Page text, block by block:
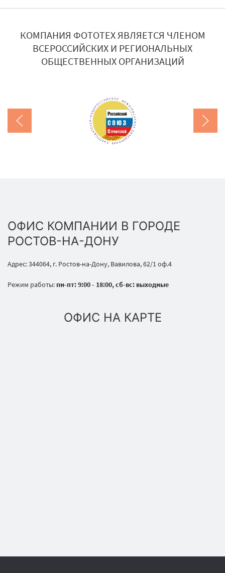
КОМПАНИЯ ФОТОТЕХ ЯВЛЯЕТСЯ ЧЛЕНОМ
ВСЕРОССИЙСКИХ И РЕГИОНАЛЬНЫХ
ОБЩЕСТВЕННЫХ ОРГАНИЗАЦИЙ
ОФИС КОМПАНИИ В ГОРОДЕ
РОСТОВ-НА-ДОНУ
Адрес: 344064, г. Ростов-на-Дону, Вавилова, 62/1 оф.4
Режим работы: пн-пт: 9:00 - 18:00, сб-вс: выходные
ОФИС НА КАРТЕ